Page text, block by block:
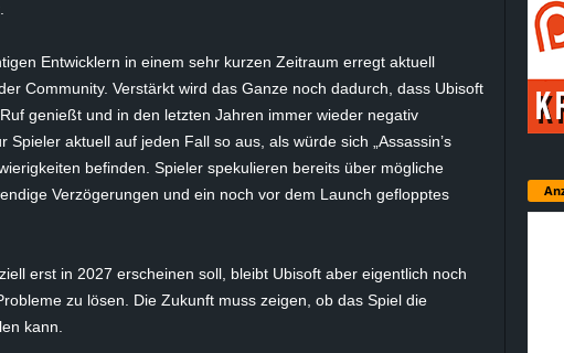
Entwicklern in einem sehr kurzen Zeitraum erregt aktuell
Community. Verstärkt wird das Ganze noch dadurch, dass Ubisoft
genießt und in den letzten Jahren immer wieder negativ
aktuell auf jeden Fall so aus, als würde sich „Assassin’s
befinden. Spieler spekulieren bereits über mögliche
Verzögerungen und ein noch vor dem Launch geflopptes
erst in 2027 erscheinen soll, bleibt Ubisoft aber eigentlich noch
zu lösen. Die Zukunft muss zeigen, ob das Spiel die
kann.